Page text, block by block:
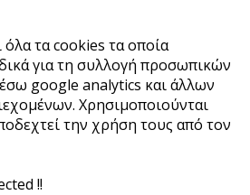
τα cookies τα οποία
για τη συλλογή προσωπικών
google analytics και άλλων
Χρησιμοποιούνται
την χρήση τους από τον
!!